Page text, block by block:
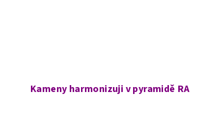
Kameny harmonizuji v pyramidě RA